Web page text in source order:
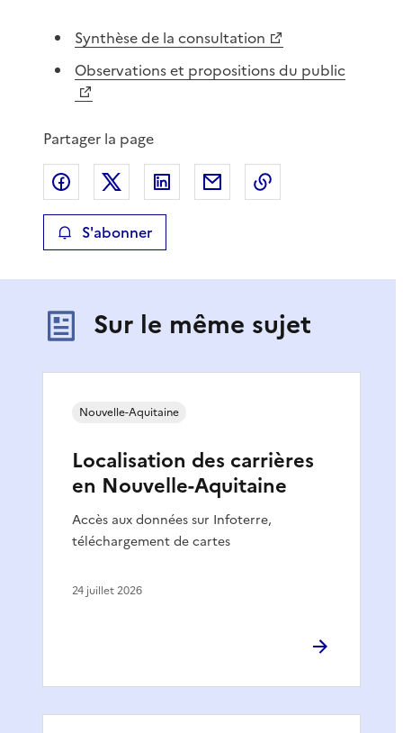
Synthèse de la consultation
Observations et propositions du public
Partager la page
Partager sur Facebook
Partager sur XPartager sur LinkedIn
Partager par email
S'abonner
Sur le même sujet
Localisation des carrières
en Nouvelle-Aquitaine
Accès aux données sur Infoterre,
téléchargement de cartes
Nouvelle-Aquitaine
24 juillet 2026